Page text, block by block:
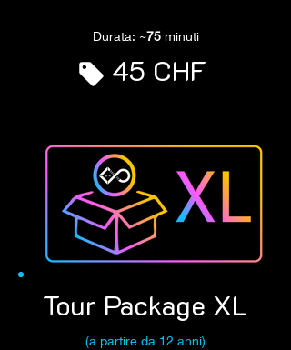
Durata: ~75minuti
45 CHF
Tour Package XL
(a partire da 12 anni)